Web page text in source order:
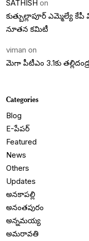
SATHISH on
కుత్బుల్లాపూర్ ఎమ్మెల్యే
నూతన కమిటీ
viman on
మెగా పీటీఎం 3.1కు
Categories
Blog
E-పేపర్
Featured
News
Others
Updates
అనకాపల్లి
అనంతపురం
అన్నమయ్య
అమరావతి